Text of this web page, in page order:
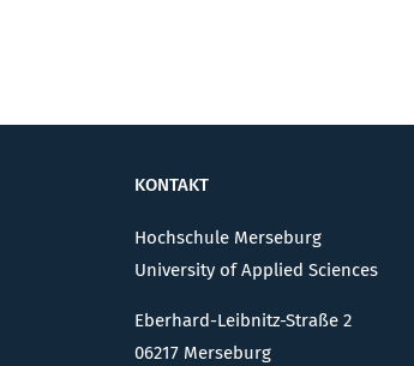
KONTAKT
Hochschule Merseburg
University of Applied Sciences
Eberhard-Leibnitz-Straße 2
06217 Merseburg